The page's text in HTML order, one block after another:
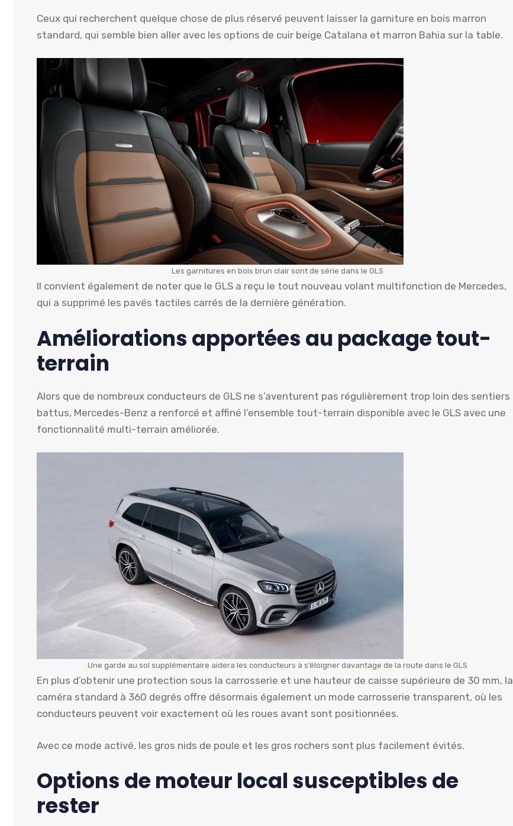
Ceux qui recherchent quelque chose de plus réservé peuvent laisser la garniture en bois marron
standard, qui semble bien aller avec les options de cuir beige Catalana et marron Bahia sur la table.
Les garnitures en bois brun clair sont de série dans le GLS
Il convient également de noter que le GLS a reçu le tout nouveau volant multifonction de Mercedes,
qui a supprimé les pavés tactiles carrés de la dernière génération.
Améliorations apportées au package tout-
terrain
Alors que de nombreux conducteurs de GLS ne s’aventurent pas régulièrement trop loin des sentiers
battus, Mercedes-Benz a renforcé et affiné l’ensemble tout-terrain disponible avec le GLS avec une
fonctionnalité multi-terrain améliorée.
Une garde au sol supplémentaire aidera les conducteurs à s’éloigner davantage de la route dans le GLS
En plus d’obtenir une protection sous la carrosserie et une hauteur de caisse supérieure de 30 mm, la
caméra standard à 360 degrés offre désormais également un mode carrosserie transparent, où les
conducteurs peuvent voir exactement où les roues avant sont positionnées.
Avec ce mode activé, les gros nids de poule et les gros rochers sont plus facilement évités.
Options de moteur local susceptibles de
rester